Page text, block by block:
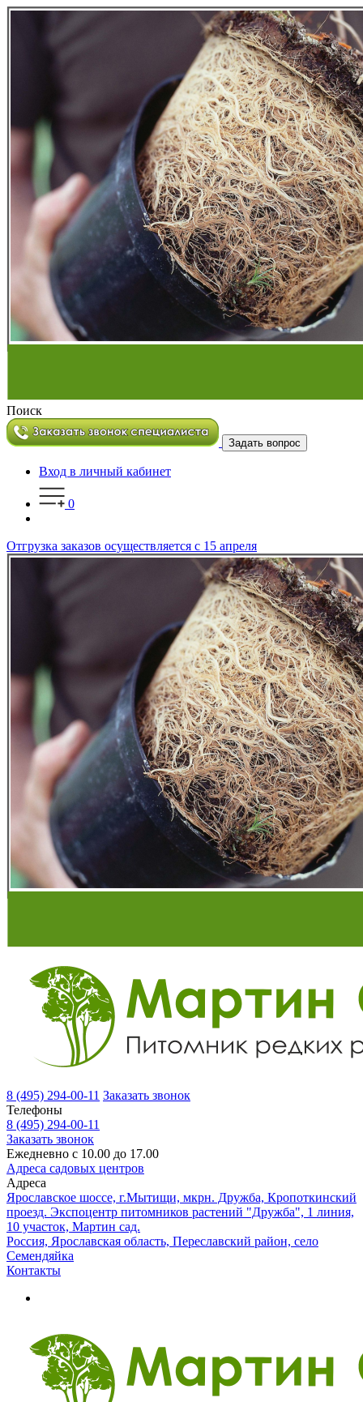
Поиск
Задать вопрос
Вход в личный кабинет
0
Отгрузка заказов осуществляется с 15 апреля
8 (495) 294-00-11 Заказать звонок
Телефоны
8 (495) 294-00-11
Заказать звонок
Ежедневно с 10.00 до 17.00
Адреса садовых центров
Адреса
Ярославское шоссе, г.Мытищи, мкрн. Дружба, Кропоткинский
проезд. Экспоцентр питомников растений "Дружба", 1 линия,
10 участок, Мартин сад.
Россия, Ярославская область, Переславский район, село
Семендяйка
Контакты